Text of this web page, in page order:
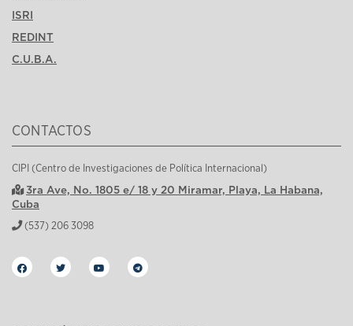
ISRI
REDINT
C.U.B.A.
CONTACTOS
CIPI (Centro de Investigaciones de Política Internacional)
3ra Ave, No. 1805 e/ 18 y 20 Miramar, Playa, La Habana,
Cuba
(537) 206 3098